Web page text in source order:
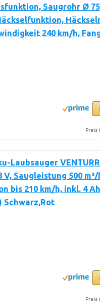
Saugrohr Ø
240 km/h,
Preis
Laubsauger
V, Saugleistung 500
bis 210 km/h, inkl. 4
Schwarz,Rot
Preis